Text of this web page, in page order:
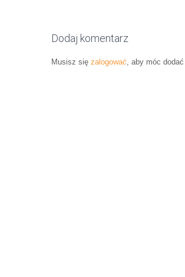
Dodaj komentarz
Musisz się zalogować, aby móc